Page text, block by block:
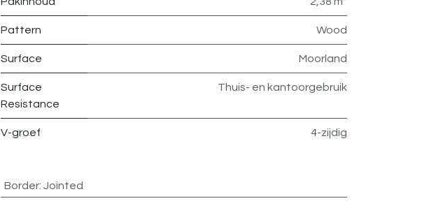
Pattern Wood
Surface Moorland
Surface
Resistance
Thuis- en kantoorgebruik
V-groef 4-zijdig
Border: Jointed